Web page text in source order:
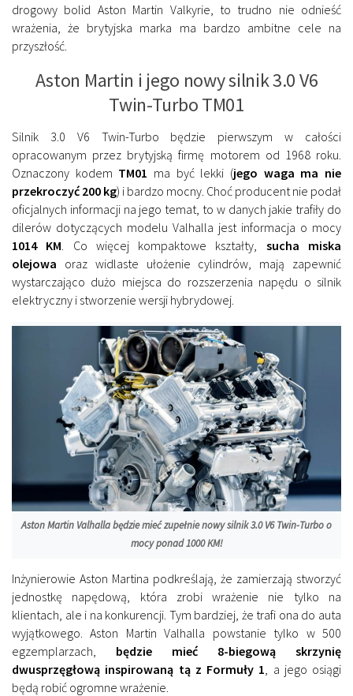
drogowy bolid Aston Martin Valkyrie, to trudno nie odnieść
wrażenia, że brytyjska marka ma bardzo ambitne cele na
przyszłość.
Aston Martin i jego nowy silnik 3.0 V6
Twin-Turbo TM01
Silnik 3.0 V6 Twin-Turbo będzie pierwszym w całości
opracowanym przez brytyjską firmę motorem od 1968 roku.
Oznaczony kodem TM01 ma być lekki (jego waga ma nie
przekroczyć 200 kg) i bardzo mocny. Choć producent nie podał
oficjalnych informacji na jego temat, to w danych jakie trafiły do
dilerów dotyczących modelu Valhalla jest informacja o mocy
1014 KM . Co więcej kompaktowe kształty, sucha miska
olejowa oraz widlaste ułożenie cylindrów, mają zapewnić
wystarczająco dużo miejsca do rozszerzenia napędu o silnik
elektryczny i stworzenie wersji hybrydowej.
Aston Martin Valhalla będzie mieć zupełnie nowy silnik 3.0 V6 Twin-Turbo o
mocy ponad 1000 KM!
Inżynierowie Aston Martina podkreślają, że zamierzają stworzyć
jednostkę napędową, która zrobi wrażenie nie tylko na
klientach, ale i na konkurencji. Tym bardziej, że trafi ona do auta
wyjątkowego. Aston Martin Valhalla powstanie tylko w 500
egzemplarzach, będzie mieć 8-biegową skrzynię
dwusprzęgłową inspirowaną tą z Formuły 1, a jego osiągi
będą robić ogromne wrażenie.